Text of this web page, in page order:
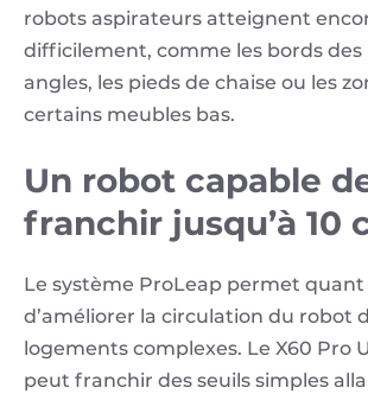
robots aspirateurs atteignent
difficilement, comme les bords des
angles, les pieds de chaise ou les
certains meubles bas.
Un robot capable
franchir jusqu’à 10
Le système ProLeap permet quant
d’améliorer la circulation du robot
logements complexes. Le X60 Pro
peut franchir des seuils simples